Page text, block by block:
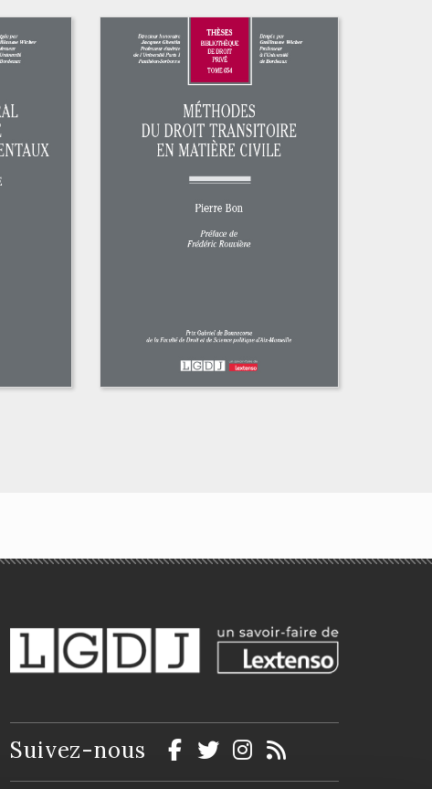
transitoire en matière
civile
Suivez-nous